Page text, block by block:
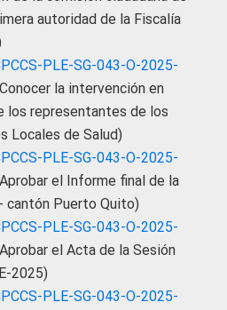
autoridad de la Fiscalía
PLE-SG-043-O-2025-
la intervención en
los representantes de los
Locales de Salud)
PLE-SG-043-O-2025-
el Informe final de la
cantón Puerto Quito)
PLE-SG-043-O-2025-
el Acta de la Sesión
2025)
PLE-SG-043-O-2025-